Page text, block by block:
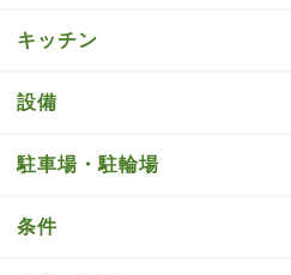
キッチン
設備
駐車場・駐輪場
条件